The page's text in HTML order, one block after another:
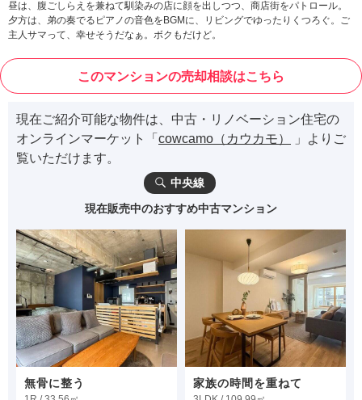
昼は、腹ごしらえを兼ねて馴染みの店に顔を出しつつ、商店街をパトロール。
夕方は、弟の奏でるピアノの音色をBGMに、リビングでゆったりくつろぐ。ご
主人サマって、幸せそうだなぁ。ボクもだけど。
このマンションの売却相談はこちら
現在ご紹介可能な物件は、中古・リノベーション住宅の
オンラインマーケット「 cowcamo（カウカモ）
」よりご
覧いただけます。
中央線
現在販売中のおすすめ中古マンション
無骨に整う 家族の時間を重ねて